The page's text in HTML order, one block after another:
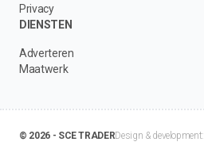
Privacy
DIENSTEN
Adverteren
Maatwerk
© 2026 - SCE TRADERDesign & development: